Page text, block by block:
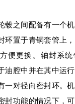
毂之间配备有一个
环置于青铜套管上
便更换。轴封系统
油腔中并在其中运
一对径向密封环。
封功能的情况下，